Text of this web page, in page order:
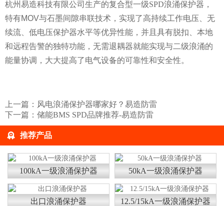
杭州易造科技有限公司生产的复合型一级SPD浪涌保护器 ，
特有MOV与石墨间隙串联技术，实现了高持续工作电压、无
续流、低电压保护器水平等优异性能，并且具有脱扣、本地
和远程告警的独特功能，无需退耦器就能实现与二级浪涌的
能量协调，大大提高了电气设备的可靠性和安全性。
上一篇： 风电浪涌保护器哪家好？易造防雷
下一篇： 储能BMS SPD品牌推荐-易造防雷
推荐产品
100kA一级浪涌保护器 50kA一级浪涌保护器
出口浪涌保护器 12.5/15kA一级浪涌保护器